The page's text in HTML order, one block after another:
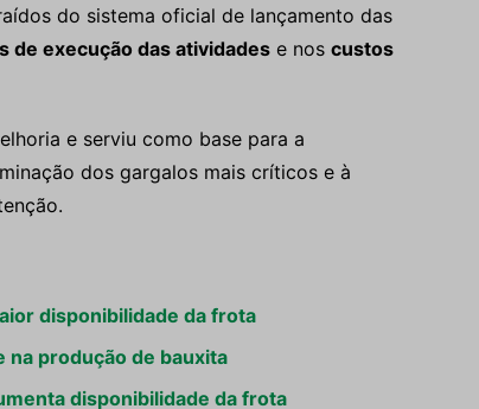
do sistema oficial de lançamento das
de execução das atividades e nos custos
e serviu como base para a
dos gargalos mais críticos e à
disponibilidade da frota
na produção de bauxita
disponibilidade da frota